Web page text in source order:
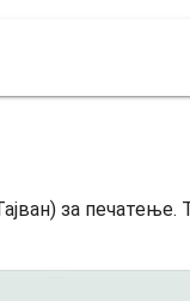
за печатење.